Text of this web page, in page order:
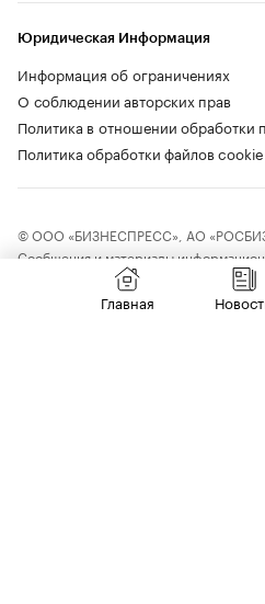
Юридическая Информация
Информация об ограничениях
О соблюдении авторских прав
Политика в отношении обработки
Политика обработки файлов cookie
© ООО «БИЗНЕСПРЕСС», АО
Сообщения и материалы
(свидетельство о регистрации
Федеральной службой по надзору в
Главная